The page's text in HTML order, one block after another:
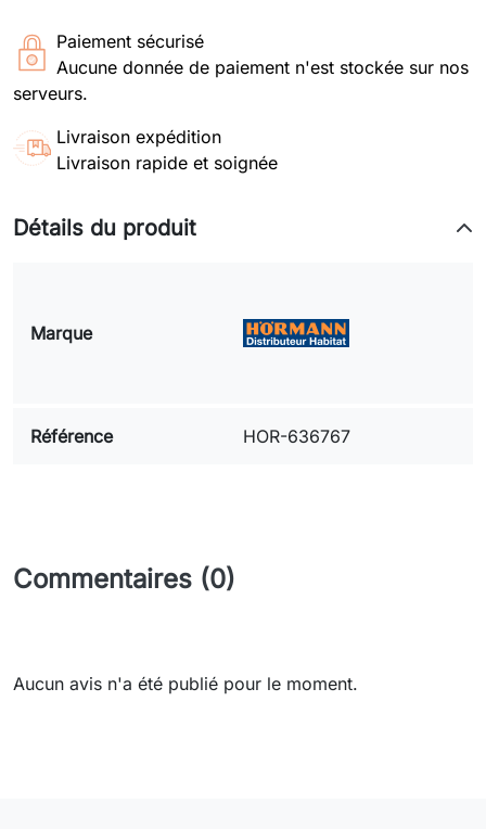
Paiement sécurisé
Aucune donnée de paiement n'est stockée sur nos
serveurs.
Livraison expédition
Livraison rapide et soignée
Détails du produit
Marque
Référence HOR-636767
Commentaires (0)
Aucun avis n'a été publié pour le moment.